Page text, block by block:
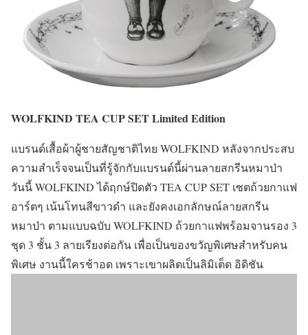
WOLFKIND TEA CUP SET Limited Edition
แบรนด์เสื้อผ้าผู้ชายสัญชาติไทย WOLFKIND หลังจากประสบ
ความสำเร็จจนเป็นที่รู้จักกับแบรนด์นี้ผ่านลายสกรีนหมาป่า
วันนี้ WOLFKIND ได้ฤกษ์ปิดตัว TEA CUP SET เซตถ้วยกาแฟ
อาร์ตๆ เน้นโทนสีขาวดำ และยังคงเอกลักษณ์ลายสกรีน
หมาป่า ตามแบบฉบับ WOLFKIND ถ้วยกาแฟพร้อมจานรอง 3
ชุด 3 ชั้น 3 ลายเรียงต่อกัน เพื่อเป็นของขวัญพิเศษสำหรับคน
พิเศษ งานนี้ใครช้าอด เพราะเขาผลิตเป็นลิมิเต็ด อิดิชัน